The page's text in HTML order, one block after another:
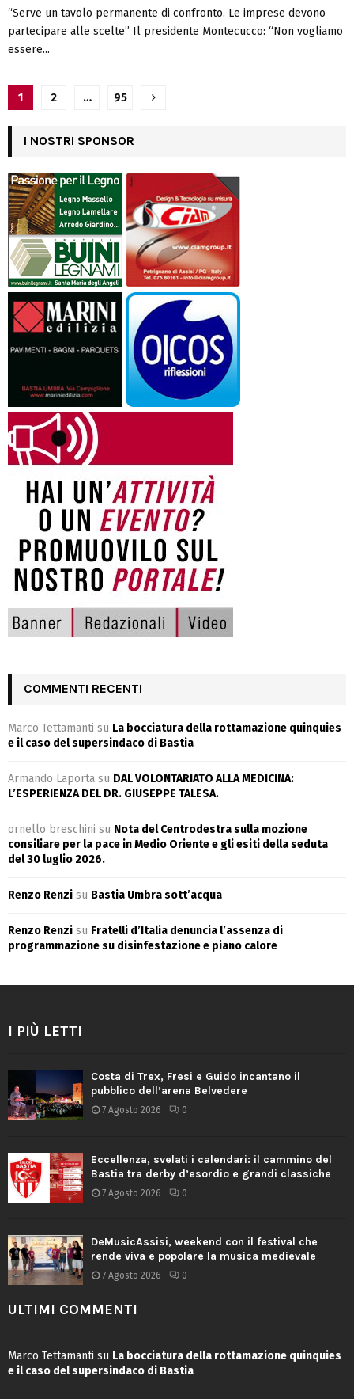
“Serve un tavolo permanente di confronto. Le imprese devono
partecipare alle scelte” Il presidente Montecucco: “Non vogliamo
essere...
Navigazione
articoli
1 2 … 95
I NOSTRI SPONSOR
COMMENTI RECENTI
Marco Tettamanti su La bocciatura della rottamazione quinquies
e il caso del supersindaco di Bastia
Armando Laporta su DAL VOLONTARIATO ALLA MEDICINA:
L’ESPERIENZA DEL DR. GIUSEPPE TALESA.
ornello breschini su Nota del Centrodestra sulla mozione
consiliare per la pace in Medio Oriente e gli esiti della seduta
del 30 luglio 2026.
Renzo Renzi su Bastia Umbra sott’acqua
Renzo Renzi su Fratelli d’Italia denuncia l’assenza di
programmazione su disinfestazione e piano calore
I PIÙ LETTI
Costa di Trex, Fresi e Guido incantano il
pubblico dell’arena Belvedere
7 Agosto 2026 0
Eccellenza, svelati i calendari: il cammino del
Bastia tra derby d’esordio e grandi classiche
7 Agosto 2026 0
DeMusicAssisi, weekend con il festival che
rende viva e popolare la musica medievale
7 Agosto 2026 0
ULTIMI COMMENTI
Marco Tettamanti su La bocciatura della rottamazione quinquies
e il caso del supersindaco di Bastia